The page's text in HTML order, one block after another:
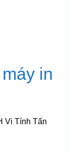
in
Vi Tính Tấn